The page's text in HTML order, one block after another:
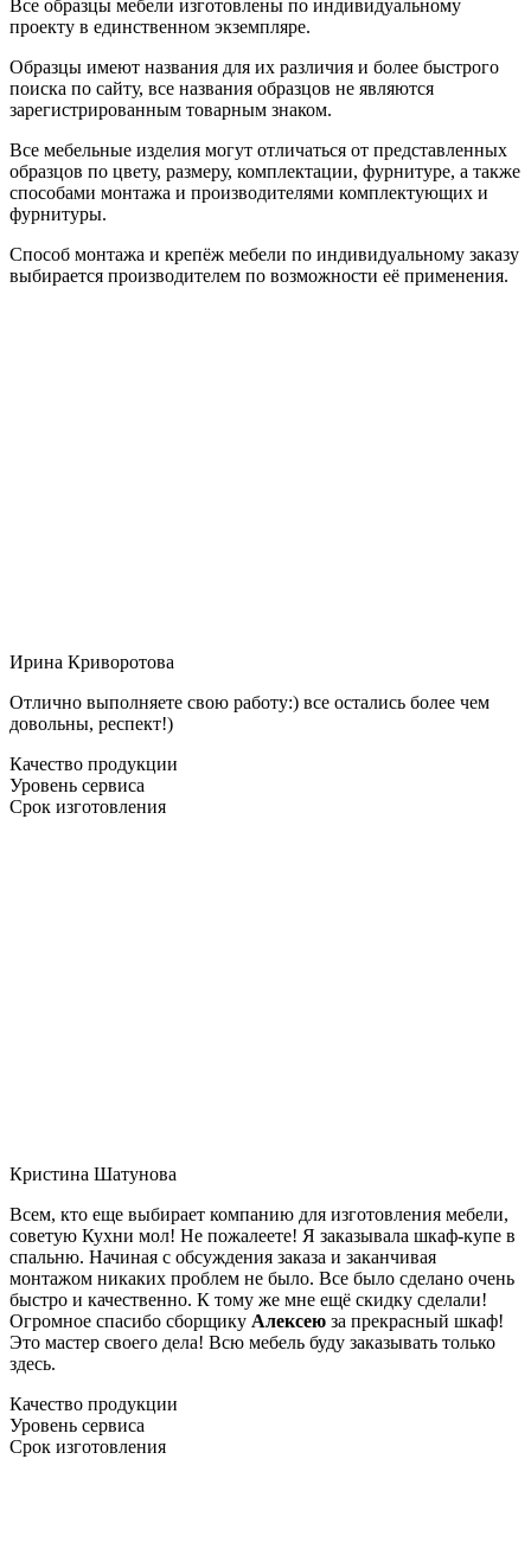
Все образцы мебели изготовлены по индивидуальному
проекту в единственном экземпляре.
Образцы имеют названия для их различия и более быстрого
поиска по сайту, все названия образцов не являются
зарегистрированным товарным знаком.
Все мебельные изделия могут отличаться от представленных
образцов по цвету, размеру, комплектации, фурнитуре, а также
способами монтажа и производителями комплектующих и
фурнитуры.
Способ монтажа и крепёж мебели по индивидуальному заказу
выбирается производителем по возможности её применения.
Ирина Криворотова
Отлично выполняете свою работу:) все остались более чем
довольны, респект!)
Качество продукции
Уровень сервиса
Срок изготовления
Кристина Шатунова
Всем, кто еще выбирает компанию для изготовления мебели,
советую Кухни мол! Не пожалеете! Я заказывала шкаф-купе в
спальню. Начиная с обсуждения заказа и заканчивая
монтажом никаких проблем не было. Все было сделано очень
быстро и качественно. К тому же мне ещё скидку сделали!
Огромное спасибо сборщику Алексею за прекрасный шкаф!
Это мастер своего дела! Всю мебель буду заказывать только
здесь.
Качество продукции
Уровень сервиса
Срок изготовления